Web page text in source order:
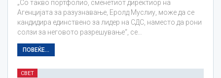
„Со такво портфолио, сменетиот директиор на
Агенцијата за разузнавање, Еролд Муслиу, може да се
кандидира единствено за лидер на СДС, наместо да рони
солзи за неговото разрешување“, се…
ПОВЕЌЕ...
СВЕТ